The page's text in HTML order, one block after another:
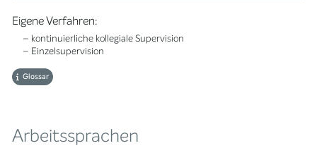
Eigene Verfahren:
– kontinuierliche kollegiale Supervision
– Einzelsupervision
Glossar
Arbeitssprachen